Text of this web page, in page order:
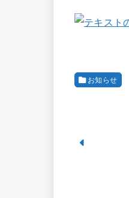
お知らせ